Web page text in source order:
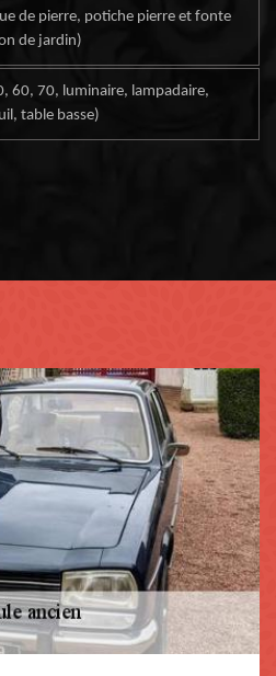
de pierre, potiche pierre et fonte
de jardin)
60, 70, luminaire, lampadaire,
table basse)